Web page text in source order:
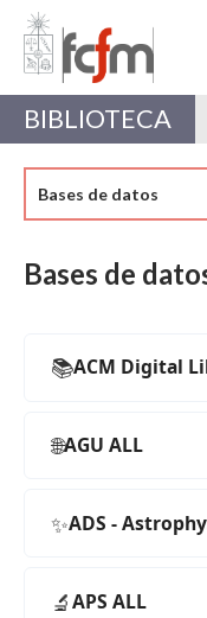
Estudiantes
Académicas/os
BIBLIOTECA
Bases de datos
Bases de
📚ACM Digital
🌐AGU ALL
✨ADS -
🔬APS ALL